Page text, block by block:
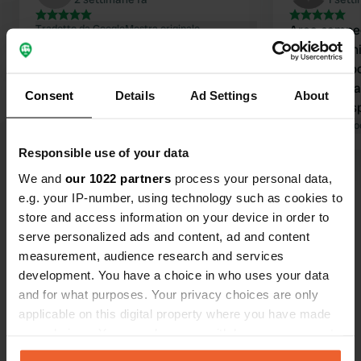
Consent Details Ad Settings About
Responsible use of your data
We and our 1022 partners process your personal data,
e.g. your IP-number, using technology such as cookies to
store and access information on your device in order to
serve personalized ads and content, ad and content
measurement, audience research and services
development. You have a choice in who uses your data
and for what purposes. Your privacy choices are only
applicable on this digital property where you have made
any time from the Cookie Declaration or by clicking on
Tradotto da GoogleMostra originale
Area
servizi
cordiale e
base per
Hengelo e
Tradotto da
Visualizza tutte le 53 recensioni
Sei stato qui?
Contatto